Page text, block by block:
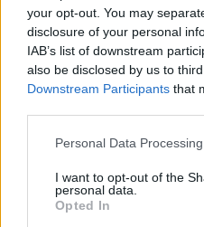
your opt-out. You may
disclosure of your personal
IAB’s list of downstream
also be disclosed by us to
Downstream Participants that
Personal Data
I want to opt-out of the
personal data.
Opted In
07/08/2026 - 16:38 ΕΠΙΧΕΙΡΗΣΕΙΣ
Στρατηγική επένδυση του
για την ανάπτυξη
τεχνολογιών
1,1534 δολάρια
07/08/2026 - 15:45